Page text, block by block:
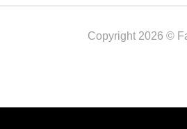
Copyright 2026 ©